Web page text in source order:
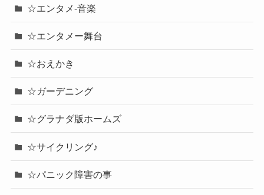
☆エンタメ-音楽
☆エンタメー舞台
☆おえかき
☆ガーデニング
☆グラナダ版ホームズ
☆サイクリング♪
☆パニック障害の事